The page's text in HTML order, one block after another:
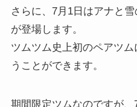
さらに、7月1日はアナと
が登場します。
ツムツム史上初のペアツ
うことができます。
期間限定ツムなのですが